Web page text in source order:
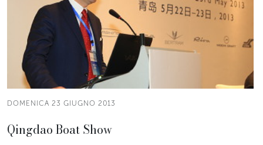
DOMENICA 23 GIUGNO 2013
Qingdao Boat Show